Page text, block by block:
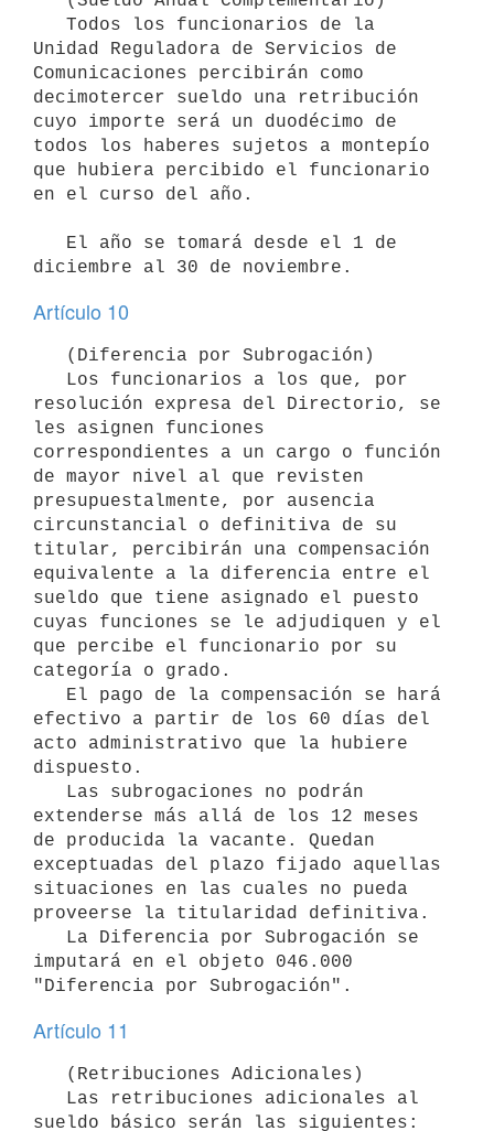
Unidad Reguladora de Servicios de
Comunicaciones percibirán como
decimotercer sueldo una retribución
cuyo importe será un duodécimo de
todos los haberes sujetos a montepío
que hubiera percibido el funcionario
en el curso del año.
Artículo 10
resolución expresa del Directorio, se
les asignen funciones
correspondientes a un cargo o función
de mayor nivel al que revisten
presupuestalmente, por ausencia
circunstancial o definitiva de su
titular, percibirán una compensación
equivalente a la diferencia entre el
sueldo que tiene asignado el puesto
cuyas funciones se le adjudiquen y el
que percibe el funcionario por su
categoría o grado.
efectivo a partir de los 60 días del
acto administrativo que la hubiere
dispuesto.
extenderse más allá de los 12 meses
de producida la vacante. Quedan
exceptuadas del plazo fijado aquellas
situaciones en las cuales no pueda
proveerse la titularidad definitiva.
imputará en el objeto 046.000
Artículo 11
sueldo básico serán las siguientes: